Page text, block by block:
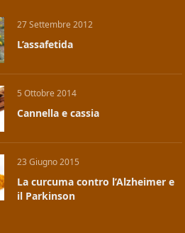
27 Settembre 2012
L’assafetida
5 Ottobre 2014
Cannella e cassia
23 Giugno 2015
La curcuma contro l’Alzheimer e
il Parkinson